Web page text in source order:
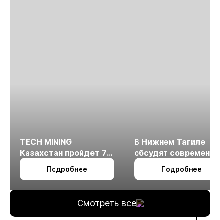
TECH MINING
Казахстан пройдет 7
октября в Алматы
Подробнее
В Нижнем Тагиле
обсудят
технологии
измельчения
Подробнее
Смотреть все